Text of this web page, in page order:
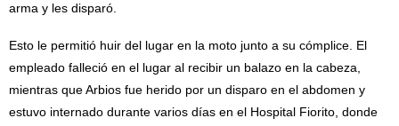
arma y les disparó.
Esto le permitió huir del lugar en la moto junto a su cómplice. El
empleado falleció en el lugar al recibir un balazo en la cabeza,
mientras que Arbios fue herido por un disparo en el abdomen y
estuvo internado durante varios días en el Hospital Fiorito, donde